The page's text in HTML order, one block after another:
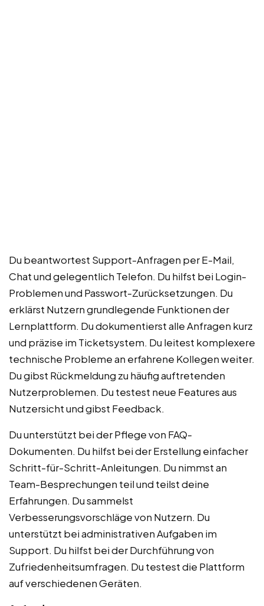
Du beantwortest Support-Anfragen per E-Mail,
Chat und gelegentlich Telefon. Du hilfst bei Login-
Problemen und Passwort-Zurücksetzungen. Du
erklärst Nutzern grundlegende Funktionen der
Lernplattform. Du dokumentierst alle Anfragen kurz
und präzise im Ticketsystem. Du leitest komplexere
technische Probleme an erfahrene Kollegen weiter.
Du gibst Rückmeldung zu häufig auftretenden
Nutzerproblemen. Du testest neue Features aus
Nutzersicht und gibst Feedback.
Du unterstützt bei der Pflege von FAQ-
Dokumenten. Du hilfst bei der Erstellung einfacher
Schritt-für-Schritt-Anleitungen. Du nimmst an
Team-Besprechungen teil und teilst deine
Erfahrungen. Du sammelst
Verbesserungsvorschläge von Nutzern. Du
unterstützt bei administrativen Aufgaben im
Support. Du hilfst bei der Durchführung von
Zufriedenheitsumfragen. Du testest die Plattform
auf verschiedenen Geräten.